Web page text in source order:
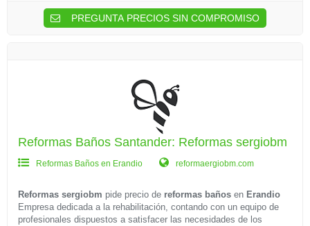
PREGUNTA PRECIOS SIN COMPROMISO
Reformas Baños Santander: Reformas sergiobm
Reformas Baños en Erandio reformaergiobm.com
Reformas sergiobm pide precio de reformas baños en Erandio
Empresa dedicada a la rehabilitación, contando con un equipo de
profesionales dispuestos a satisfacer las necesidades de los